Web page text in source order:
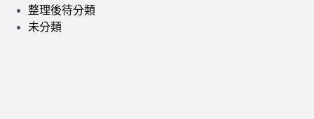
整理後待分類
未分類